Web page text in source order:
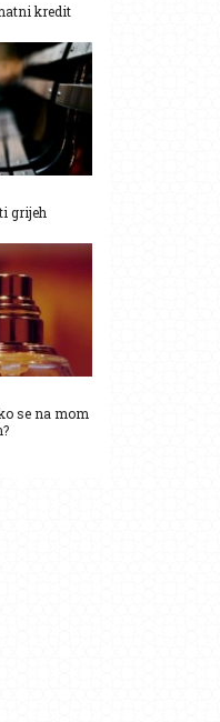
kredit
grijeh
se na mom